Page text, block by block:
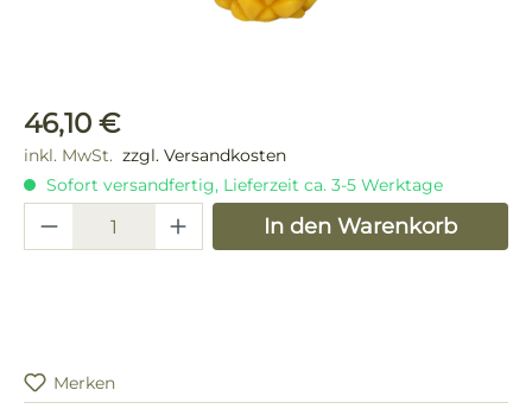
Regulärer Preis:
46,10 €
inkl. MwSt. zzgl. Versandkosten
Sofort versandfertig, Lieferzeit ca. 3-5 Werktage
Produkt Anzahl: Gib denIn den Warenkorb
Merken